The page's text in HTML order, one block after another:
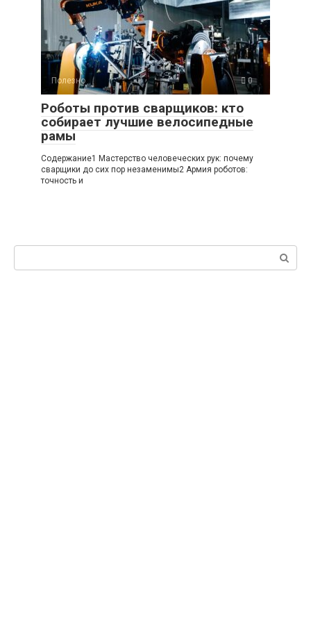
Полезно 0
Роботы против сварщиков: кто
собирает лучшие велосипедные
рамы
Содержание1 Мастерство человеческих рук: почему
сварщики до сих пор незаменимы2 Армия роботов:
точность и